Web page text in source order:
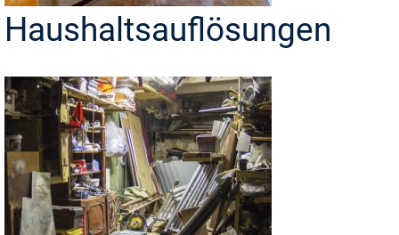
Haushaltsauflösungen